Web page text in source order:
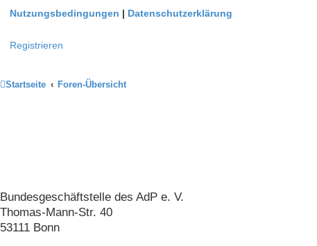
Nutzungsbedingungen | Datenschutzerklärung
Registrieren
Startseite Foren-Übersicht
Bundesgeschäftstelle des AdP e. V.
Thomas-Mann-Str. 40
53111 Bonn